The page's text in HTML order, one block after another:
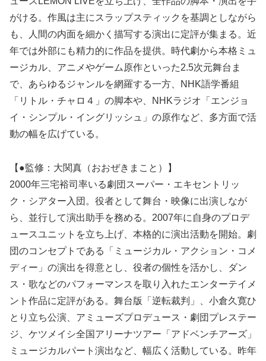
がける。作風は主にスラップスティックを基調としながら
も、人間の内面を細かく描写する演出に定評が集まる。近
年では外部にも精力的に作品を提供。時代劇から本格ミュ
ージカル、アニメやゲーム原作といった2.5次元舞台ま
で、あらゆるジャンルを網羅する一方、NHK語学番組
「リトル・チャロ４」の脚本や、NHKラジオ「エンジョ
イ・シンプル・イングリッシュ」の原作など、多方面で活
動の幅を広げている。
【●監修：大関真（おおぜきまこと）】
2000年三宅裕司率いる劇団スーパー・エキセントリッ
ク・シアター入団。役者として舞台・映像に出演しなが
ら、並行して演出助手を務める。2007年に自身のプロデ
ュースユニットを立ち上げ、本格的に演出活動を開始。劇
団のコンセプトである「ミュージカル・アクション・コメ
ディー」の演出を得意とし、役者の個性を活かし、ダン
ス・歌などのパフォーマンスを取り入れたエンターテイメ
ント作品に定評がある。舞台版「逆転裁判」、小倉久寛ひ
とり立ち公演、アミューズプロデュース・劇団プレステー
ジ、ケツメイシ全国アリーナツアー「アドベンチアーズ」
ミュージカルパート演出など、幅広く活動している。昨年